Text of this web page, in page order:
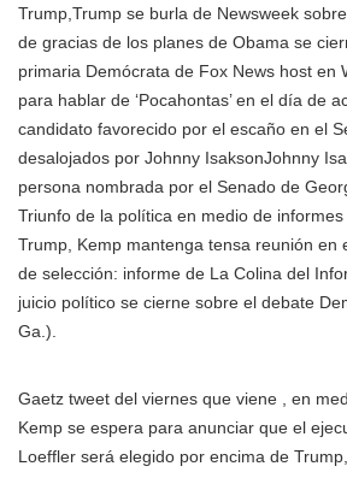
Trump,Trump se burla de Newsweek
de gracias de los planes de Obama se
primaria Demócrata de Fox News host en
para hablar de ‘Pocahontas’ en el día de
candidato favorecido por el escaño en el
desalojados por Johnny IsaksonJohnny
persona nombrada por el Senado de
Triunfo de la política en medio de
Trump, Kemp mantenga tensa reunión en
de selección: informe de La Colina del
juicio político se cierne sobre el debate
Ga.).
Gaetz tweet del viernes que viene , en
Kemp se espera para anunciar que el
Loeffler será elegido por encima de